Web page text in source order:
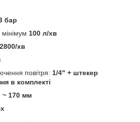
бар
мінімум 100 л/хв
2800/хв
повітря: 1/4" + штекер
в комплекті
~ 170 мм